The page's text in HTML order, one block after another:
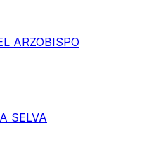
ARZOBISPO
SELVA